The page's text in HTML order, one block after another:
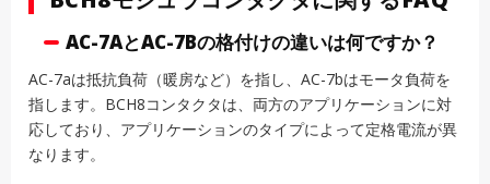
AC-7AとAC-7Bの格付けの違いは何ですか？
AC-7aは抵抗負荷（暖房など）を指し、AC-7bはモータ負荷を
指します。BCH8コンタクタは、両方のアプリケーションに対
応しており、アプリケーションのタイプによって定格電流が異
なります。